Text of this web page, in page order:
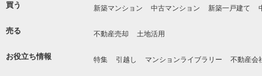
買う 新築マンション 中古マンション 新築一戸建て
売る 不動産売却 土地活用
お役立ち情報 特集 引越し マンションライブラリー 不動産会